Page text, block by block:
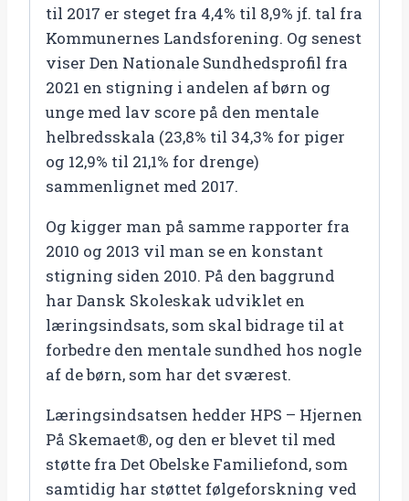
til 2017 er steget fra 4,4% til 8,9% jf. tal fra
Kommunernes Landsforening. Og senest
viser Den Nationale Sundhedsprofil fra
2021 en stigning i andelen af børn og
unge med lav score på den mentale
helbredsskala (23,8% til 34,3% for piger
og 12,9% til 21,1% for drenge)
sammenlignet med 2017.
Og kigger man på samme rapporter fra
2010 og 2013 vil man se en konstant
stigning siden 2010. På den baggrund
har Dansk Skoleskak udviklet en
læringsindsats, som skal bidrage til at
forbedre den mentale sundhed hos nogle
af de børn, som har det sværest.
Læringsindsatsen hedder HPS – Hjernen
På Skemaet®, og den er blevet til med
støtte fra Det Obelske Familiefond, som
samtidig har støttet følgeforskning ved